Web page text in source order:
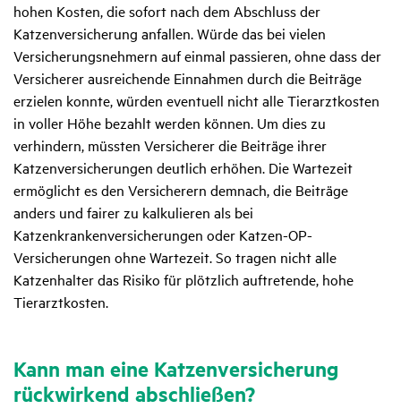
hohen Kosten, die sofort nach dem Abschluss der
Katzenversicherung anfallen. Würde das bei vielen
Versicherungsnehmern auf einmal passieren, ohne dass der
Versicherer ausreichende Einnahmen durch die Beiträge
erzielen konnte, würden eventuell nicht alle Tierarztkosten
in voller Höhe bezahlt werden können. Um dies zu
verhindern, müssten Versicherer die Beiträge ihrer
Katzenversicherungen deutlich erhöhen. Die Wartezeit
ermöglicht es den Versicherern demnach, die Beiträge
anders und fairer zu kalkulieren als bei
Katzenkrankenversicherungen oder Katzen-OP-
Versicherungen ohne Wartezeit. So tragen nicht alle
Katzenhalter das Risiko für plötzlich auftretende, hohe
Tierarztkosten.
Kann man eine Katzen­ver­si­che­rung
rück­wir­kend abschließen?